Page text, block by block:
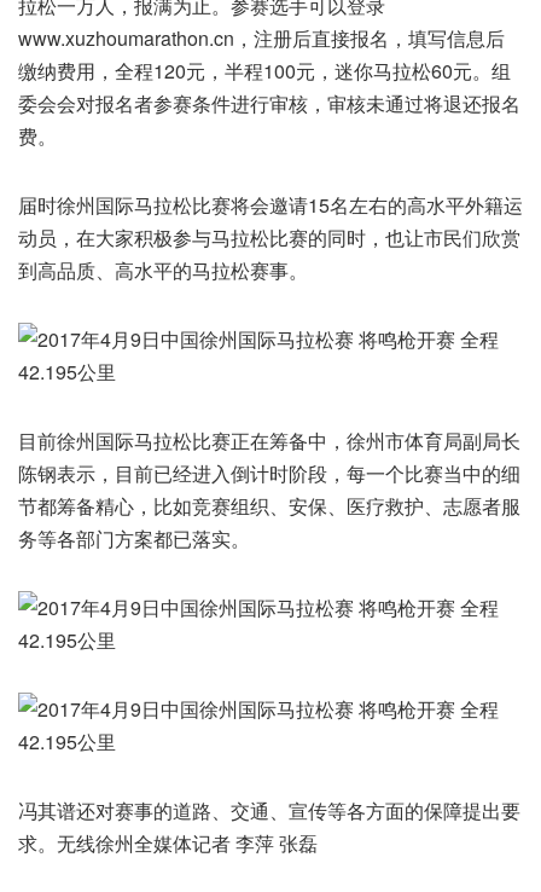
www.xuzhoumarathon.cn，注册后直接报名，填写信息后
缴纳费用，全程120元，半程100元，迷你马拉松60元。组
委会会对报名者参赛条件进行审核，审核未通过将退还报名
费。
届时徐州国际马拉松比赛将会邀请15名左右的高水平外籍运
动员，在大家积极参与马拉松比赛的同时，也让市民们欣赏
到高品质、高水平的马拉松赛事。
目前徐州国际马拉松比赛正在筹备中，徐州市体育局副局长
陈钢表示，目前已经进入倒计时阶段，每一个比赛当中的细
节都筹备精心，比如竞赛组织、安保、医疗救护、志愿者服
务等各部门方案都已落实。
冯其谱还对赛事的道路、交通、宣传等各方面的保障提出要
求。无线徐州全媒体记者 李萍 张磊